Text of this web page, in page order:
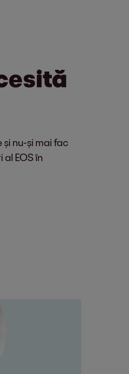
nu-și mai fac
EOS în